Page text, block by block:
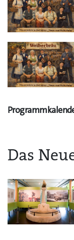
Das